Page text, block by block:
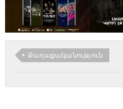
Քաղաքականություն